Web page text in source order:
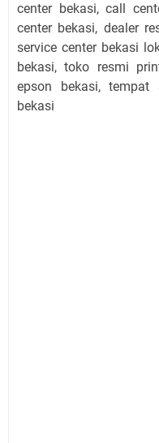
center bekasi, call
center bekasi, dealer
service center bekasi
bekasi, toko resmi
epson bekasi,
bekasi